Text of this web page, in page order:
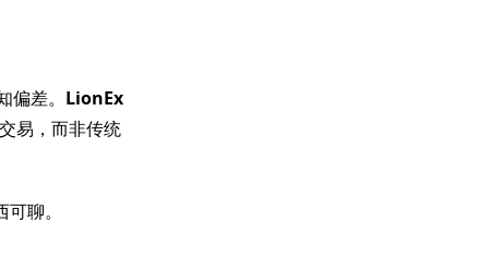
差。 LionEx
易，而非传统
聊。